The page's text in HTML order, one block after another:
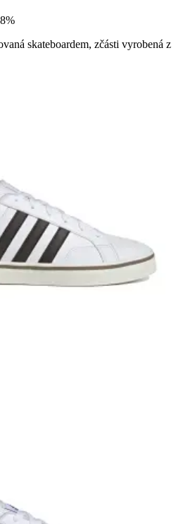
skateboardem, zčásti vyrobená z